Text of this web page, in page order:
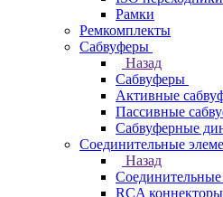
Рамки
Ремкомплекты
Сабвуферы
Назад
Сабвуферы
Активные
Пассивные
Сабвуферные
Соединительные
Назад
RCA коннекторы